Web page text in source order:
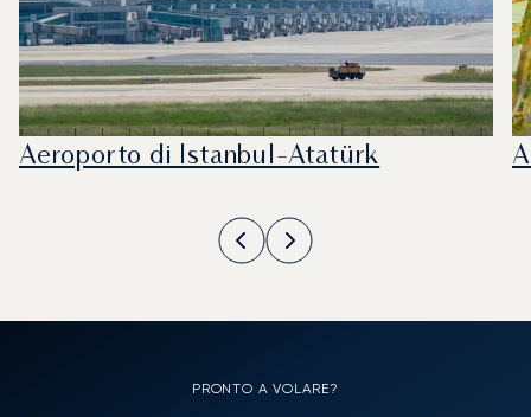
Aeroporto di Istanbul-Atatürk
PRONTO A VOLARE?